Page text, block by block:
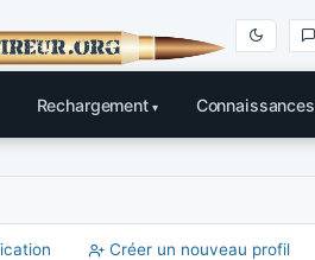
Rechargement Connaissances
Créer un nouveau profil